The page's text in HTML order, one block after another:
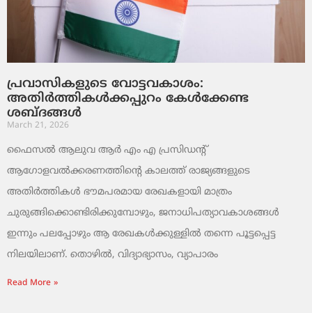
പ്രവാസികളുടെ വോട്ടവകാശം:
അതിർത്തികൾക്കപ്പുറം കേൾക്കേണ്ട
ശബ്ദങ്ങൾ
March 21, 2026
ഫൈസൽ ആലുവ ആർ എം എ പ്രസിഡന്റ്
ആഗോളവൽക്കരണത്തിന്റെ കാലത്ത് രാജ്യങ്ങളുടെ
അതിർത്തികൾ ഭൗമപരമായ രേഖകളായി മാത്രം
ചുരുങ്ങിക്കൊണ്ടിരിക്കുമ്പോഴും, ജനാധിപത്യാവകാശങ്ങൾ
ഇന്നും പലപ്പോഴും ആ രേഖകൾക്കുള്ളിൽ തന്നെ പൂട്ടപ്പെട്ട
നിലയിലാണ്. തൊഴിൽ, വിദ്യാഭ്യാസം, വ്യാപാരം
Read More »